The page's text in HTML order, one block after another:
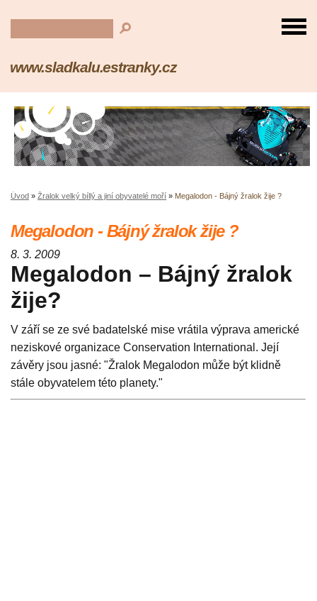
www.sladkalu.estranky.cz
Úvod » Žralok velký bíllý a jiní obyvatelé moří » Megalodon - Bájný žralok žije ?
Megalodon - Bájný žralok žije ?
8. 3. 2009
Megalodon – Bájný žralok
žije?
V září se ze své badatelské mise vrátila výprava americké
neziskové organizace Conservation International. Její
závěry jsou jasné: "Žralok Megalodon může být klidně
stále obyvatelem této planety."